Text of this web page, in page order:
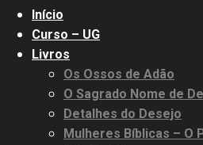
MenuInício
Curso – UG
Livros
Os Ossos de Adão
O Sagrado Nome de
Detalhes do Desejo
Mulheres Bíblicas – O